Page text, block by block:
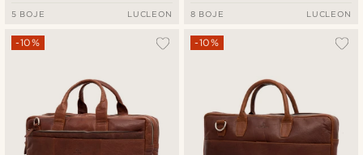
5 BOJE LUCLEON 8 BOJE LUCLEON
-10% -10%